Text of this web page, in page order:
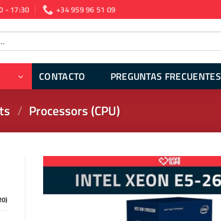
- 17:30 +34 959 96 51 09
CONTACTO PREGUNTAS FRECUENTES
/ Processors (CPU)